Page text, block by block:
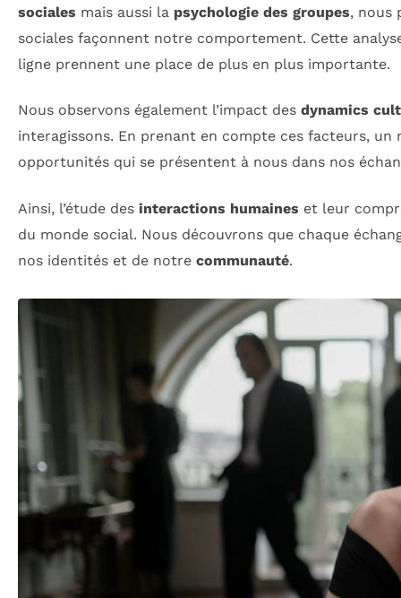
sociales mais aussi la psychologie des groupes, nous
sociales façonnent notre comportement. Cette
ligne prennent une place de plus en plus importante.
Nous observons également l’impact des dynamics
interagissons. En prenant en compte ces facteurs,
opportunités qui se présentent à nous dans nos
Ainsi, l’étude des interactions humaines et leur
du monde social. Nous découvrons que chaque
nos identités et de notre communauté.